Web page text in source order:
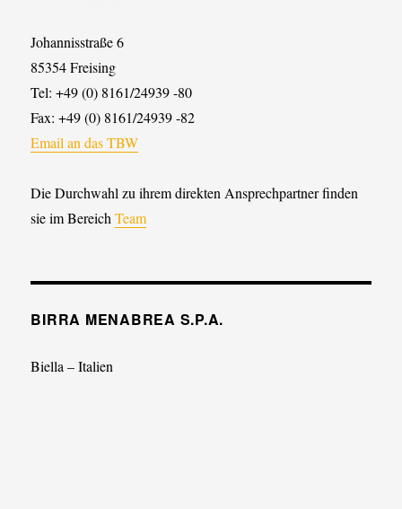
Johannisstraße 6
85354 Freising
Tel: +49 (0) 8161/24939 -80
Fax: +49 (0) 8161/24939 -82
Email an das TBW
Die Durchwahl zu ihrem direkten Ansprechpartner finden
sie im BereichTeam
BIRRA MENABREA S.P.A.
Biella – Italien